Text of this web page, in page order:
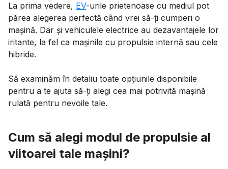
La prima vedere, EV-urile prietenoase cu mediul pot
părea alegerea perfectă când vrei să-ți cumperi o
mașină. Dar și vehiculele electrice au dezavantajele lor
iritante, la fel ca mașinile cu propulsie internă sau cele
hibride.
Să examinăm în detaliu toate opțiunile disponibile
pentru a te ajuta să-ți alegi cea mai potrivită mașină
rulată pentru nevoile tale.
Cum să alegi modul de propulsie al
viitoarei tale mașini?